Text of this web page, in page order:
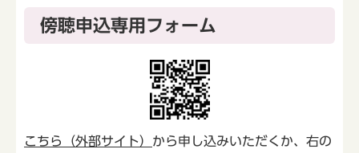
傍聴申込専用フォーム
こちら（外部サイト） から申し込みいただくか、右の